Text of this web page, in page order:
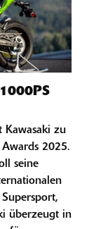
Kawasaki zu
2025.
seine
überzeugt in